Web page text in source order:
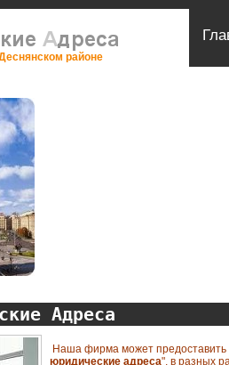
районе
Адреса
Наша фирма может предоставить
юридические адреса", в разных